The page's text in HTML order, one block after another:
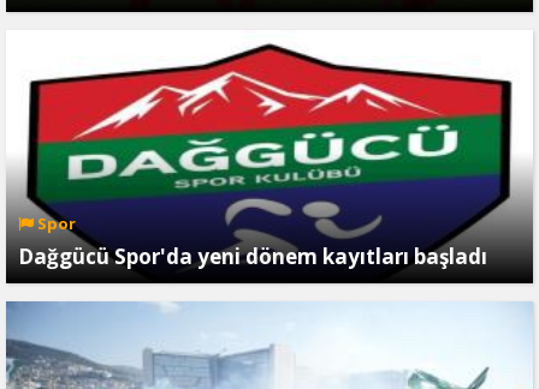
Spor
Dağgücü Spor'da yeni dönem kayıtları başladı